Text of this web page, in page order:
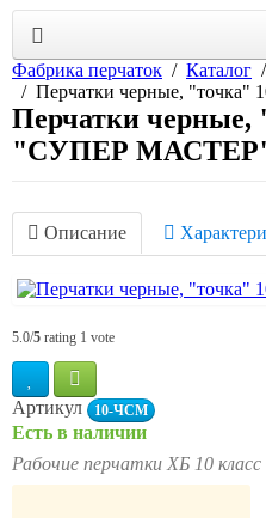
Фабрика перчаток Каталог
Перчатки черные,
Перчатки черные,
"СУПЕР
Описание
5.0/5 rating 1 vote
Артикул 10-ЧСМ
Есть в наличии
Рабочие перчатки ХБ 10